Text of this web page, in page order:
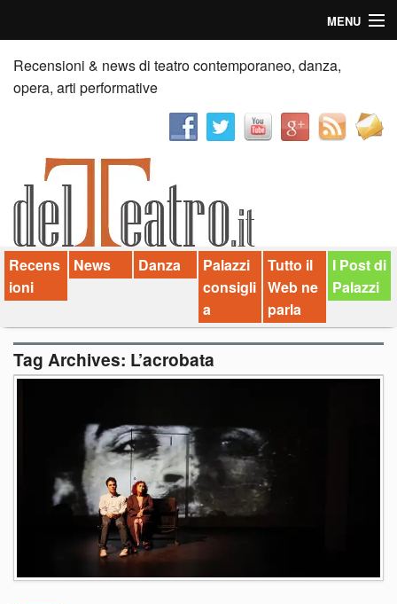
MENU
Home
Recensioni
News
Palazzi consiglia
Video
Chi siamo
Contatti
Recensioni & news di teatro contemporaneo, danza,
opera, arti performative
Recens
ioni
News Danza
Palazzi
consigli
a
Tutto il
Web ne
parla
I Post di
Palazzi
Tag Archives: L’acrobata